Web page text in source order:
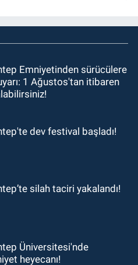
Emniyetinden sürücülere
1 Ağustos'tan itibaren
dev festival başladı!
silah taciri yakalandı!
Üniversitesi'nde
heyecanı!